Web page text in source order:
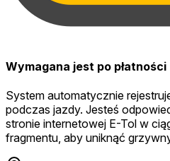
Wymagana jest po płatności
System automatycznie
podczas jazdy. Jesteś
stronie internetowej E-Tol w
fragmentu, aby uniknąć